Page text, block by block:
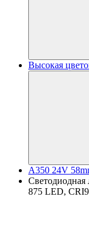
Высокая
A350 24V
Светодиодная
875 LED,